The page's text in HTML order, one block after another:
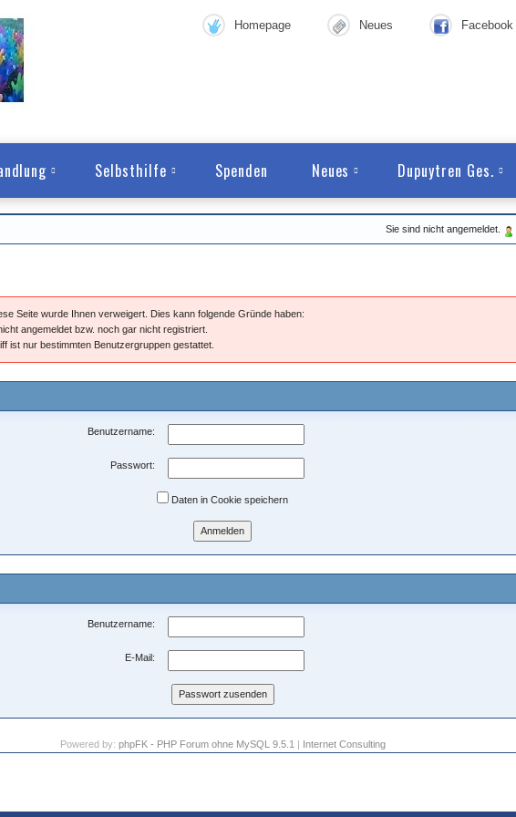
Homepage Neues Facebook
Selbsthilfe Spenden Neues Dupuytren Ges.
Sie sind nicht angemeldet.
Seite wurde Ihnen verweigert. Dies kann folgende Gründe haben:
angemeldet bzw. noch gar nicht registriert.
ist nur bestimmten Benutzergruppen gestattet.
Benutzername:
Passwort:
Daten in Cookie speichern
Benutzername:
E-Mail:
Powered by: phpFK - PHP Forum ohne MySQL 9.5.1 | Internet Consulting